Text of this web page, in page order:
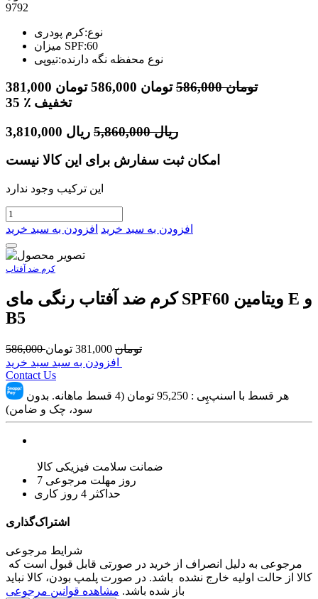
9792
نوع:کرم پودری
میزان SPF:60
نوع محفظه نگه دارنده:تیوپی
381,000 تومان 586,000تومان 586,000 تومان
35
٪ تخفیف
3,810,000 ریال 5,860,000 ریال
امکان ثبت سفارش برای این کالا نیست
این ترکیب وجود ندارد
افزودن به سبد خرید افزودن به سبد خرید
کرم ضد آفتاب
کرم ضد آفتاب رنگی مای SPF60 ویتامین E و
B5
586,000 تومان 381,000 تومان
Contact Us
هر قسط با اسنپ‌پِی : 95,250
تومان (4 قسط ماهانه. بدون
سود، چک و ضامن)
ضمانت سلامت فیزیکی کالا
7 روز مهلت مرجوعی
حداکثر 4 روز کاری
اشتراک‌گذاری
شرایط مرجوعی
کالا از حالت اولیه خارج نشده باشد. در صورت پلمپ بودن، کالا نباید
باز شده باشد. مشاهده قوانین مرجوعی